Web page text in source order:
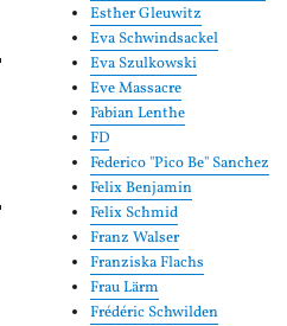
Esther Gleuwitz
Eva Schwindsackel
Eva Szulkowski
Eve Massacre
Fabian Lenthe
FD
Federico "Pico Be" Sanchez
Felix Benjamin
Felix Schmid
Franz Walser
Franziska Flachs
Frau Lärm
Frédéric Schwilden